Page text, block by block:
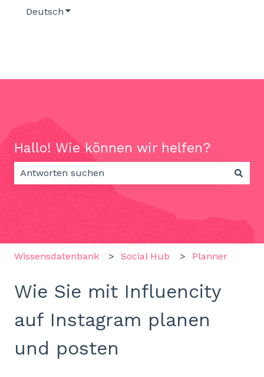
Deutsch Untermenü für Übersetzungen anzeigen
Hallo! Wie können wir helfen?
Es gibt keine Vorschläge, da das Suchfeld leer ist.
Wissensdatenbank Social Hub Planner
Wie Sie mit Influencity
auf Instagram planen
und posten